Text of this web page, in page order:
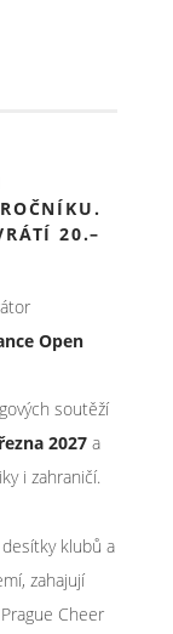
20.–
Open
soutěží
2027 a
i zahraničí.
klubů a
zahajují
Cheer